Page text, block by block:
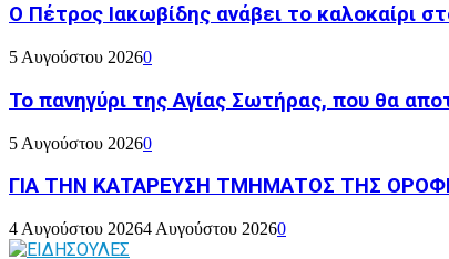
Ο Πέτρος Ιακωβίδης ανάβει το καλοκαίρι
5 Αυγούστου 20260
Το πανηγύρι της Αγίας Σωτήρας, που θα
5 Αυγούστου 20260
ΓΙΑ ΤΗΝ ΚΑΤΑΡΕΥΣΗ ΤΜΗΜΑΤΟΣ ΤΗΣ
4 Αυγούστου 20264 Αυγούστου 20260